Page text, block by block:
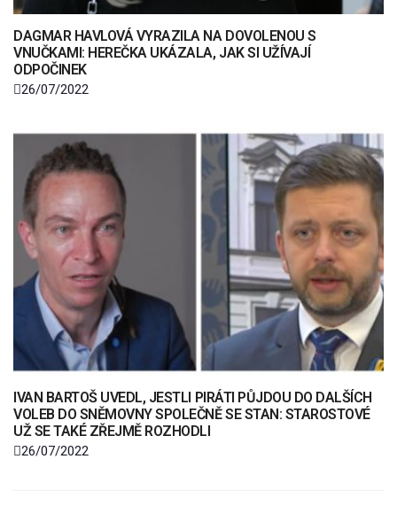
DAGMAR HAVLOVÁ VYRAZILA NA DOVOLENOU S
VNUČKAMI: HEREČKA UKÁZALA, JAK SI UŽÍVAJÍ
ODPOČINEK
26/07/2022
IVAN BARTOŠ UVEDL, JESTLI PIRÁTI PŮJDOU DO DALŠÍCH
VOLEB DO SNĚMOVNY SPOLEČNĚ SE STAN: STAROSTOVÉ
UŽ SE TAKÉ ZŘEJMĚ ROZHODLI
26/07/2022